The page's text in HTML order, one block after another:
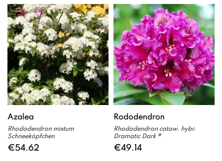
Azalea
Rhododendron mixtum
Schneeköpfchen
€54.62
Rododendron
Rhododendron cataw. hybr.
Dramatic Dark ®
€49.14